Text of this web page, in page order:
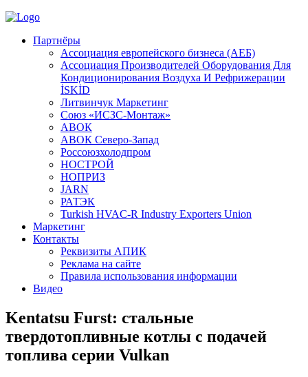
Партнёры
Ассоциация европейского бизнеса (АЕБ)
Aссоциация Производителей Оборудования Для
Кондиционирования Воздуха И Рефрижерации
İSKİD
Литвинчук Маркетинг
Союз «ИСЗС-Монтаж»
АВОК
АВОК Северо-Запад
Россоюзхолодпром
НОСТРОЙ
НОПРИЗ
JARN
РАТЭК
Turkish HVAC-R Industry Exporters Union
Маркетинг
Контакты
Реквизиты АПИК
Реклама на сайте
Правила использования информации
Видео
Kentatsu Furst: стальные
твердотопливные котлы c подачей
топлива серии Vulkan